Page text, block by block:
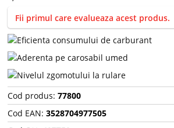
Fii primul care evalueaza acest produs.
Cod produs: 77800
Cod EAN: 3528704977505